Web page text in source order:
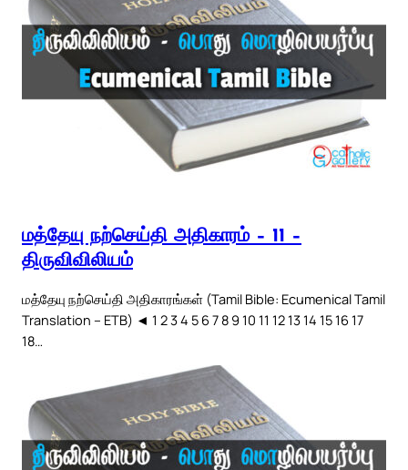
மத்தேயு நற்செய்தி அதிகாரம் – 11 –
திருவிவிலியம்
மத்தேயு நற்செய்தி அதிகாரங்கள் (Tamil Bible: Ecumenical Tamil
Translation – ETB) ◄ 1 2 3 4 5 6 7 8 9 10 11 12 13 14 15 16 17
18…